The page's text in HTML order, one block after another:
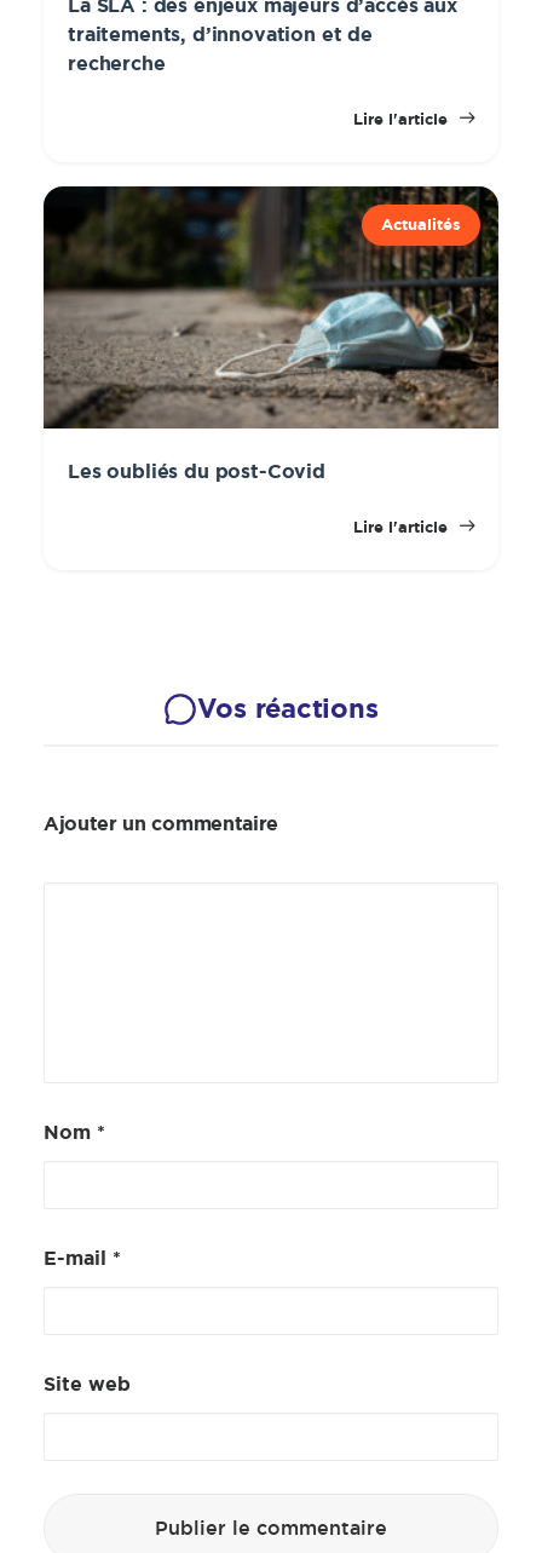
La SLA : des enjeux majeurs d’accès aux
traitements, d’innovation et de
recherche
Lire l'article
Actualités
Les oubliés du post-Covid
Lire l'article
Vos réactions
Ajouter un commentaire
Nom *
E-mail *
Site web